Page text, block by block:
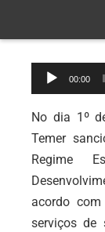
Tocador
de
áudio
00:00
No dia 1º
Temer
Regime
acordo
serviços de